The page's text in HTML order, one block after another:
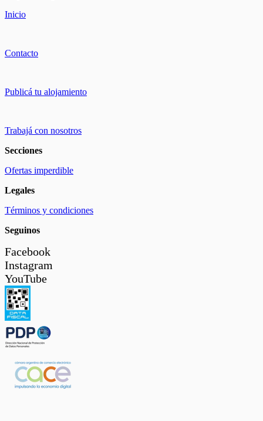
Inicio
Contacto
Publicá tu alojamiento
Trabajá con nosotros
Secciones
Ofertas imperdible
Legales
Términos y condiciones
Seguinos
Facebook
Instagram
YouTube